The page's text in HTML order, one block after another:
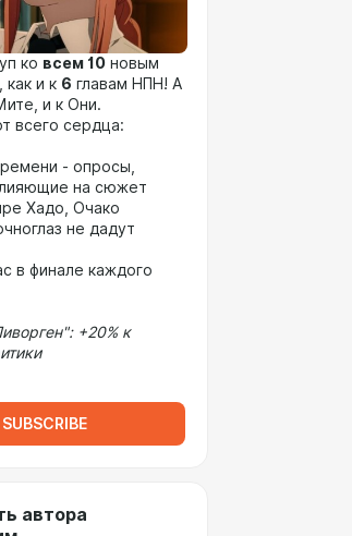
ко всем 10 новым
как и к 6 главам НПН! А
и к Они.
всего сердца:
- опросы,
на сюжет
Хадо, Очако
не дадут
в финале каждого
+20% к
SUBSCRIBE
автора